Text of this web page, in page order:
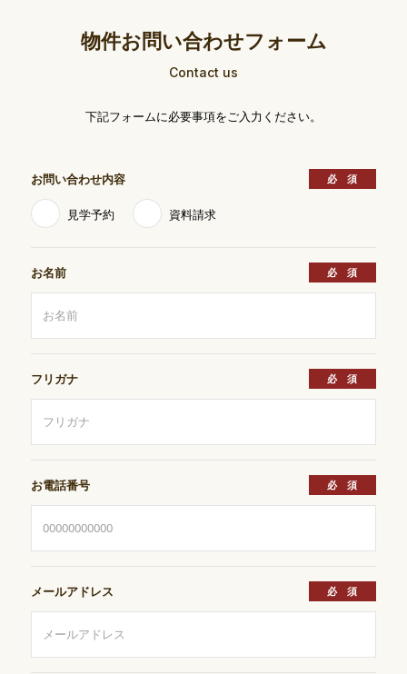
物件お問い合わせフォーム
Contact us
下記フォームに必要事項をご入力ください。
お問い合わせ内容
見学予約 資料請求
お名前
フリガナ
お電話番号
メールアドレス